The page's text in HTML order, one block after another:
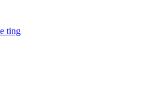
ting